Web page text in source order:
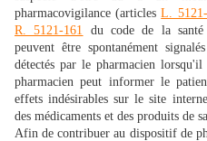
pharmacovigilance (articlesL.
R. 5121-161
du code de la santé
peuvent être spontanément
détectés par le pharmacien
pharmacien peut informer le
effets indésirables sur le site
des médicaments et des produits de
Afin de contribuer au dispositif de